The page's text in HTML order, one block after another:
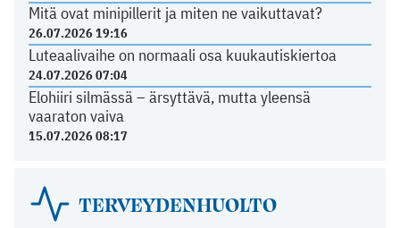
Mitä ovat minipillerit ja miten ne vaikuttavat?
26.07.2026 19:16
Luteaalivaihe on normaali osa kuukautiskiertoa
24.07.2026 07:04
Elohiiri silmässä – ärsyttävä, mutta yleensä
vaaraton vaiva
15.07.2026 08:17
TERVEYDENHUOLTO